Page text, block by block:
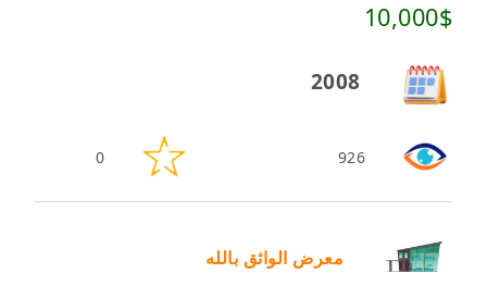
10,000$
2008
926
0
معرض الواثق بالله